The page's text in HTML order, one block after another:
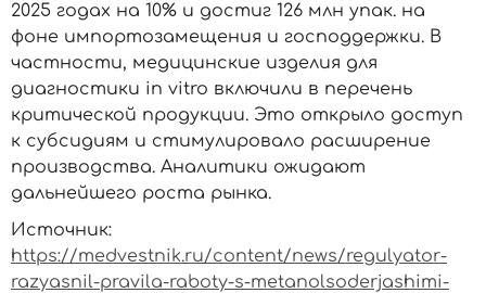
2025 годах на 10% и достиг 126 млн упак. на
фоне импортозамещения и господдержки. В
частности, медицинские изделия для
диагностики in vitro включили в перечень
критической продукции. Это открыло доступ
к субсидиям и стимулировало расширение
производства. Аналитики ожидают
дальнейшего роста рынка.
Источник:
https://medvestnik.ru/content/news/regulyator-
razyasnil-pravila-raboty-s-metanolsoderjashimi-